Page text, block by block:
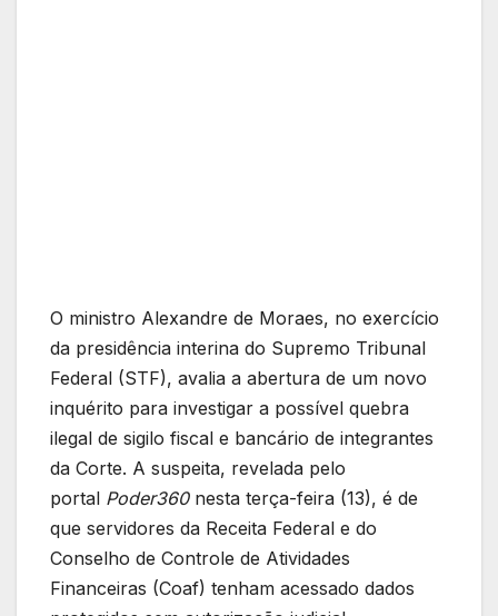
O ministro Alexandre de Moraes, no exercício
da presidência interina do Supremo Tribunal
Federal (STF), avalia a abertura de um novo
inquérito para investigar a possível quebra
ilegal de sigilo fiscal e bancário de integrantes
da Corte. A suspeita, revelada pelo
portal Poder360nesta terça-feira (13), é de
que servidores da Receita Federal e do
Conselho de Controle de Atividades
Financeiras (Coaf) tenham acessado dados